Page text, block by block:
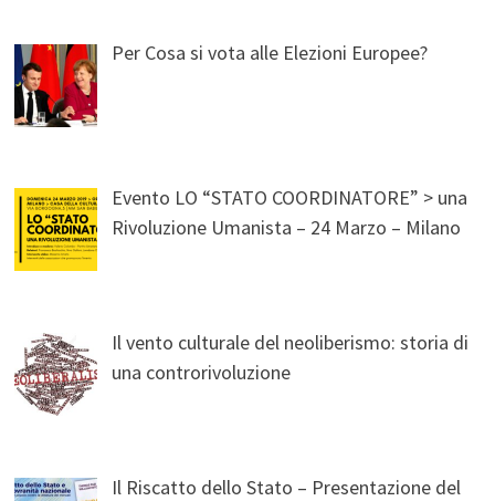
Per Cosa si vota alle Elezioni Europee?
Evento LO “STATO COORDINATORE” > una
Rivoluzione Umanista – 24 Marzo – Milano
Il vento culturale del neoliberismo: storia di
una controrivoluzione
Il Riscatto dello Stato – Presentazione del